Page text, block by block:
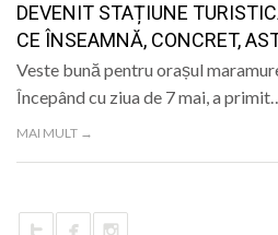
DEVENIT STAȚIUNE
CE ÎNSEAMNĂ, CONCRET,
Veste bună pentru orașul
Începând cu ziua de 7 mai, a
MAI MULT →